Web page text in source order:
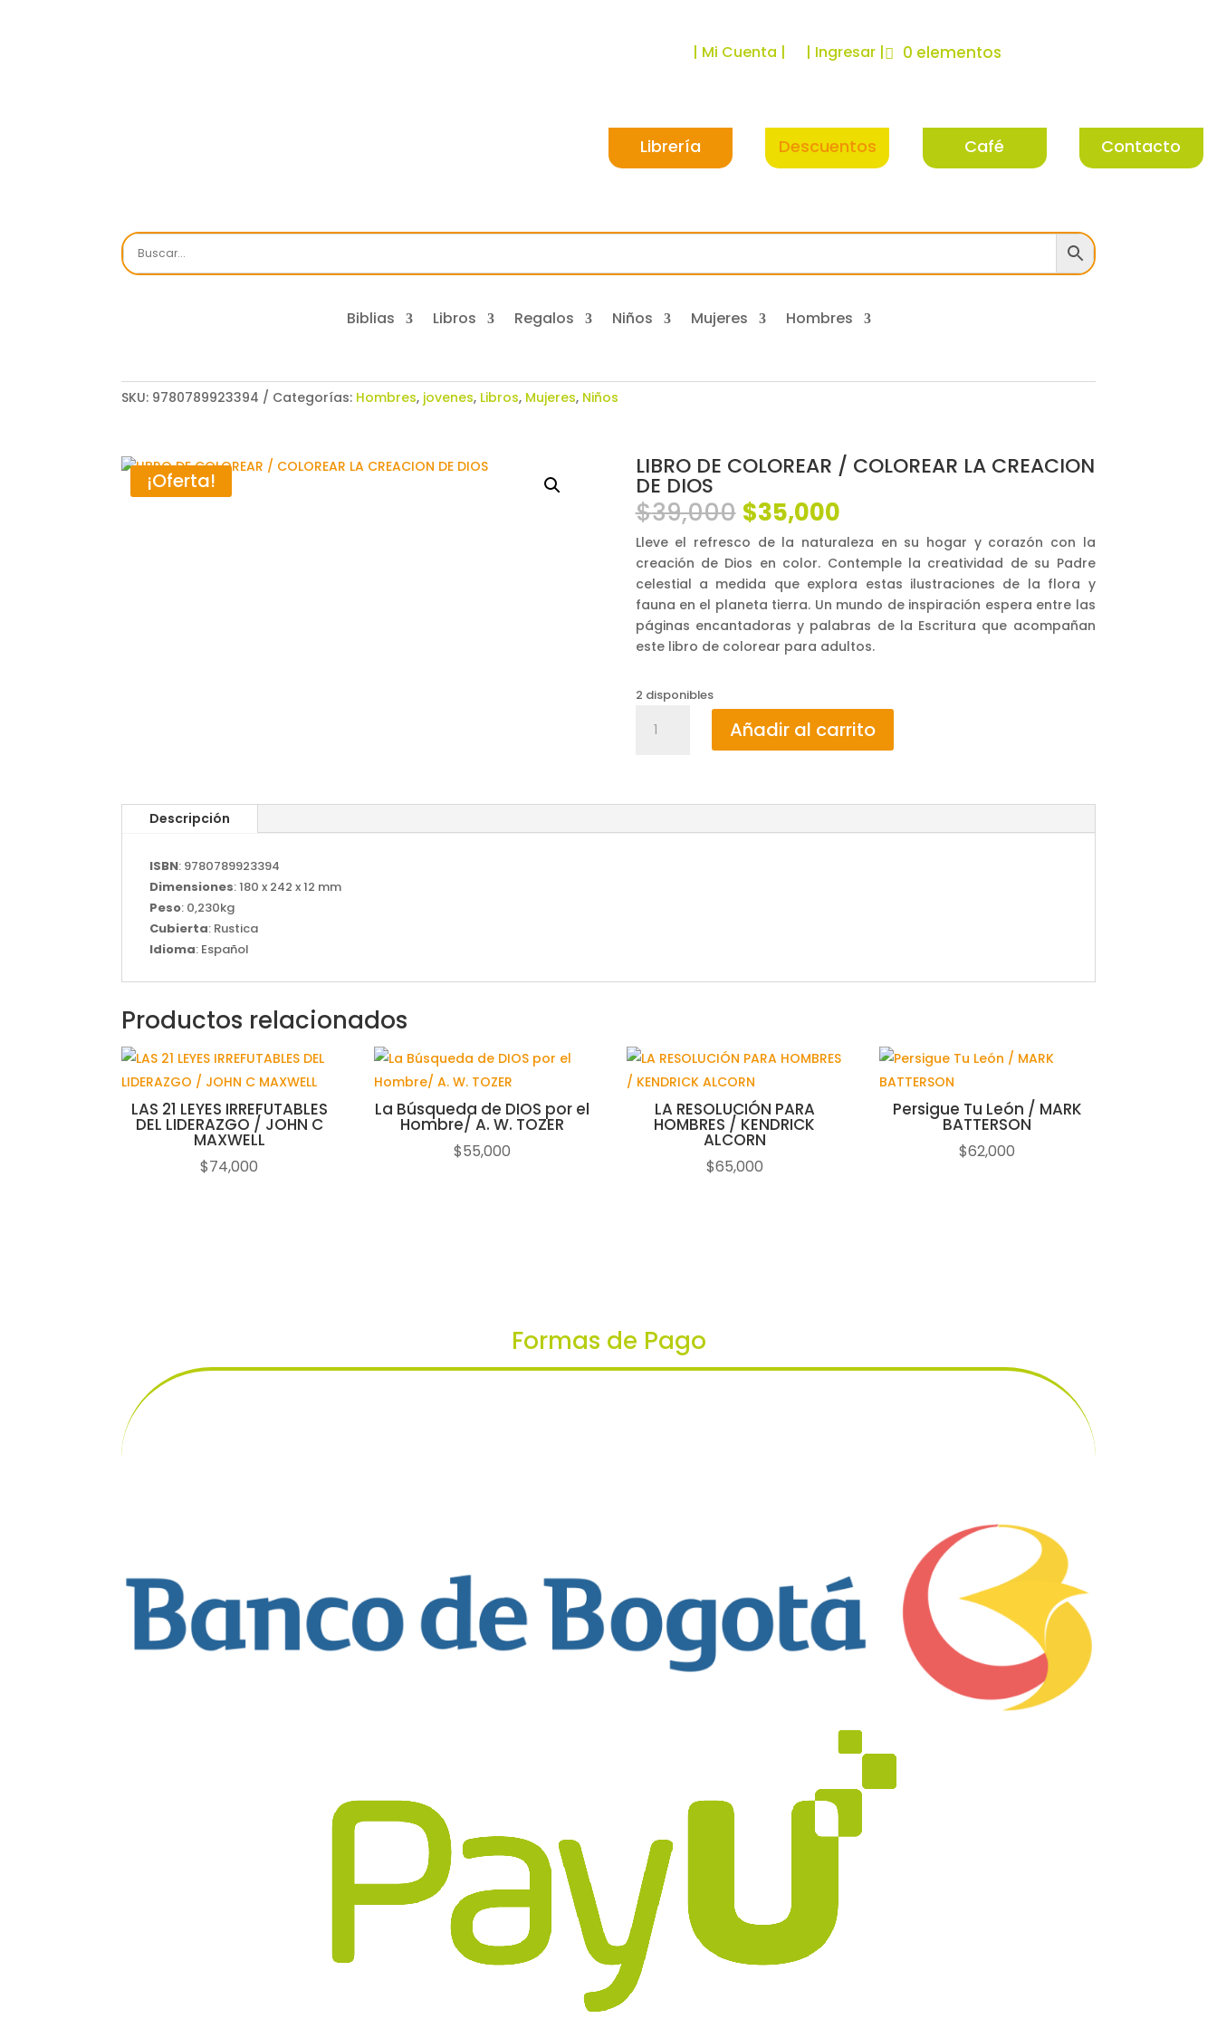
| Mi Cuenta | | Ingresar | 0 elementos
Librería Descuentos Café Contacto
Biblias Libros Regalos Niños Mujeres Hombres
SKU: 9780789923394 Categorías: Hombres, jovenes, Libros, Mujeres, Niños
¡Oferta!
LIBRO DE COLOREAR / COLOREAR LA CREACION
DE DIOS
$39,000 El
precio
original
era:
$39,000.
$35,000El
precio
actual
es:
$35,000.
Lleve el refresco de la naturaleza en su hogar y corazón con la
creación de Dios en color. Contemple la creatividad de su Padre
celestial a medida que explora estas ilustraciones de la flora y
fauna en el planeta tierra. Un mundo de inspiración espera entre las
páginas encantadoras y palabras de la Escritura que acompañan
este libro de colorear para adultos.
2 disponibles
CREACION
Añadir al carrito
Descripción
ISBN: 9780789923394
Dimensiones: 180 x 242 x 12 mm
Peso: 0,230kg
Cubierta: Rustica
Idioma: Español
Productos relacionados
LAS 21 LEYES IRREFUTABLES
DEL LIDERAZGO / JOHN C
MAXWELL
$74,000
La Búsqueda de DIOS por el
Hombre/ A. W. TOZER
$55,000
LA RESOLUCIÓN PARA
HOMBRES / KENDRICK
ALCORN
$65,000
Persigue Tu León / MARK
BATTERSON
$62,000
Formas de Pago